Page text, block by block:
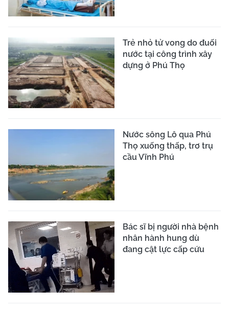
Trẻ nhỏ tử vong do đuối
nước tại công trình xây
dựng ở Phú Thọ
Nước sông Lô qua Phú
Thọ xuống thấp, trơ trụ
cầu Vĩnh Phú
Bác sĩ bị người nhà bệnh
nhân hành hung dù
đang cật lực cấp cứu